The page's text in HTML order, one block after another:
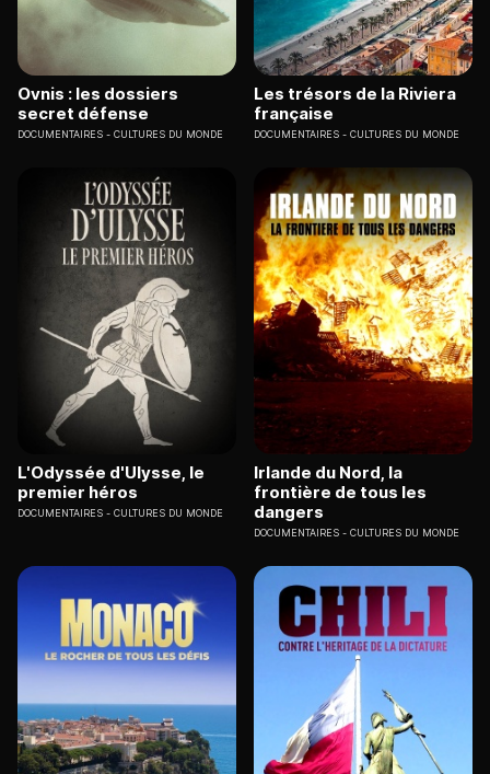
Ovnis : les dossiers
secret défense
DOCUMENTAIRES CULTURES DU MONDE
Les trésors de la Riviera
française
DOCUMENTAIRES CULTURES DU MONDE
L'Odyssée d'Ulysse, le
premier héros
DOCUMENTAIRES CULTURES DU MONDE
Irlande du Nord, la
frontière de tous les
dangers
DOCUMENTAIRES CULTURES DU MONDE